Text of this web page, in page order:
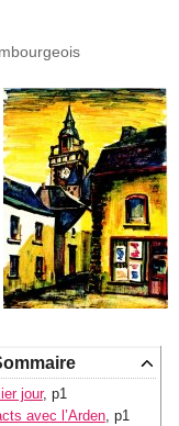
jour, p1
avec l’Arden, p1